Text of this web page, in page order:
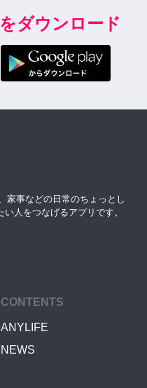
ダウンロード
家事などの日常のちょっとし
人をつなげるアプリです。
CONTENTS
ANYLIFE
NEWS